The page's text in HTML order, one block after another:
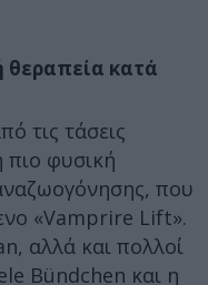
θεραπεία κατά
τις τάσεις
πιο φυσική
που
«Vamprire Lift».
αλλά και πολλοί
Bündchen και η